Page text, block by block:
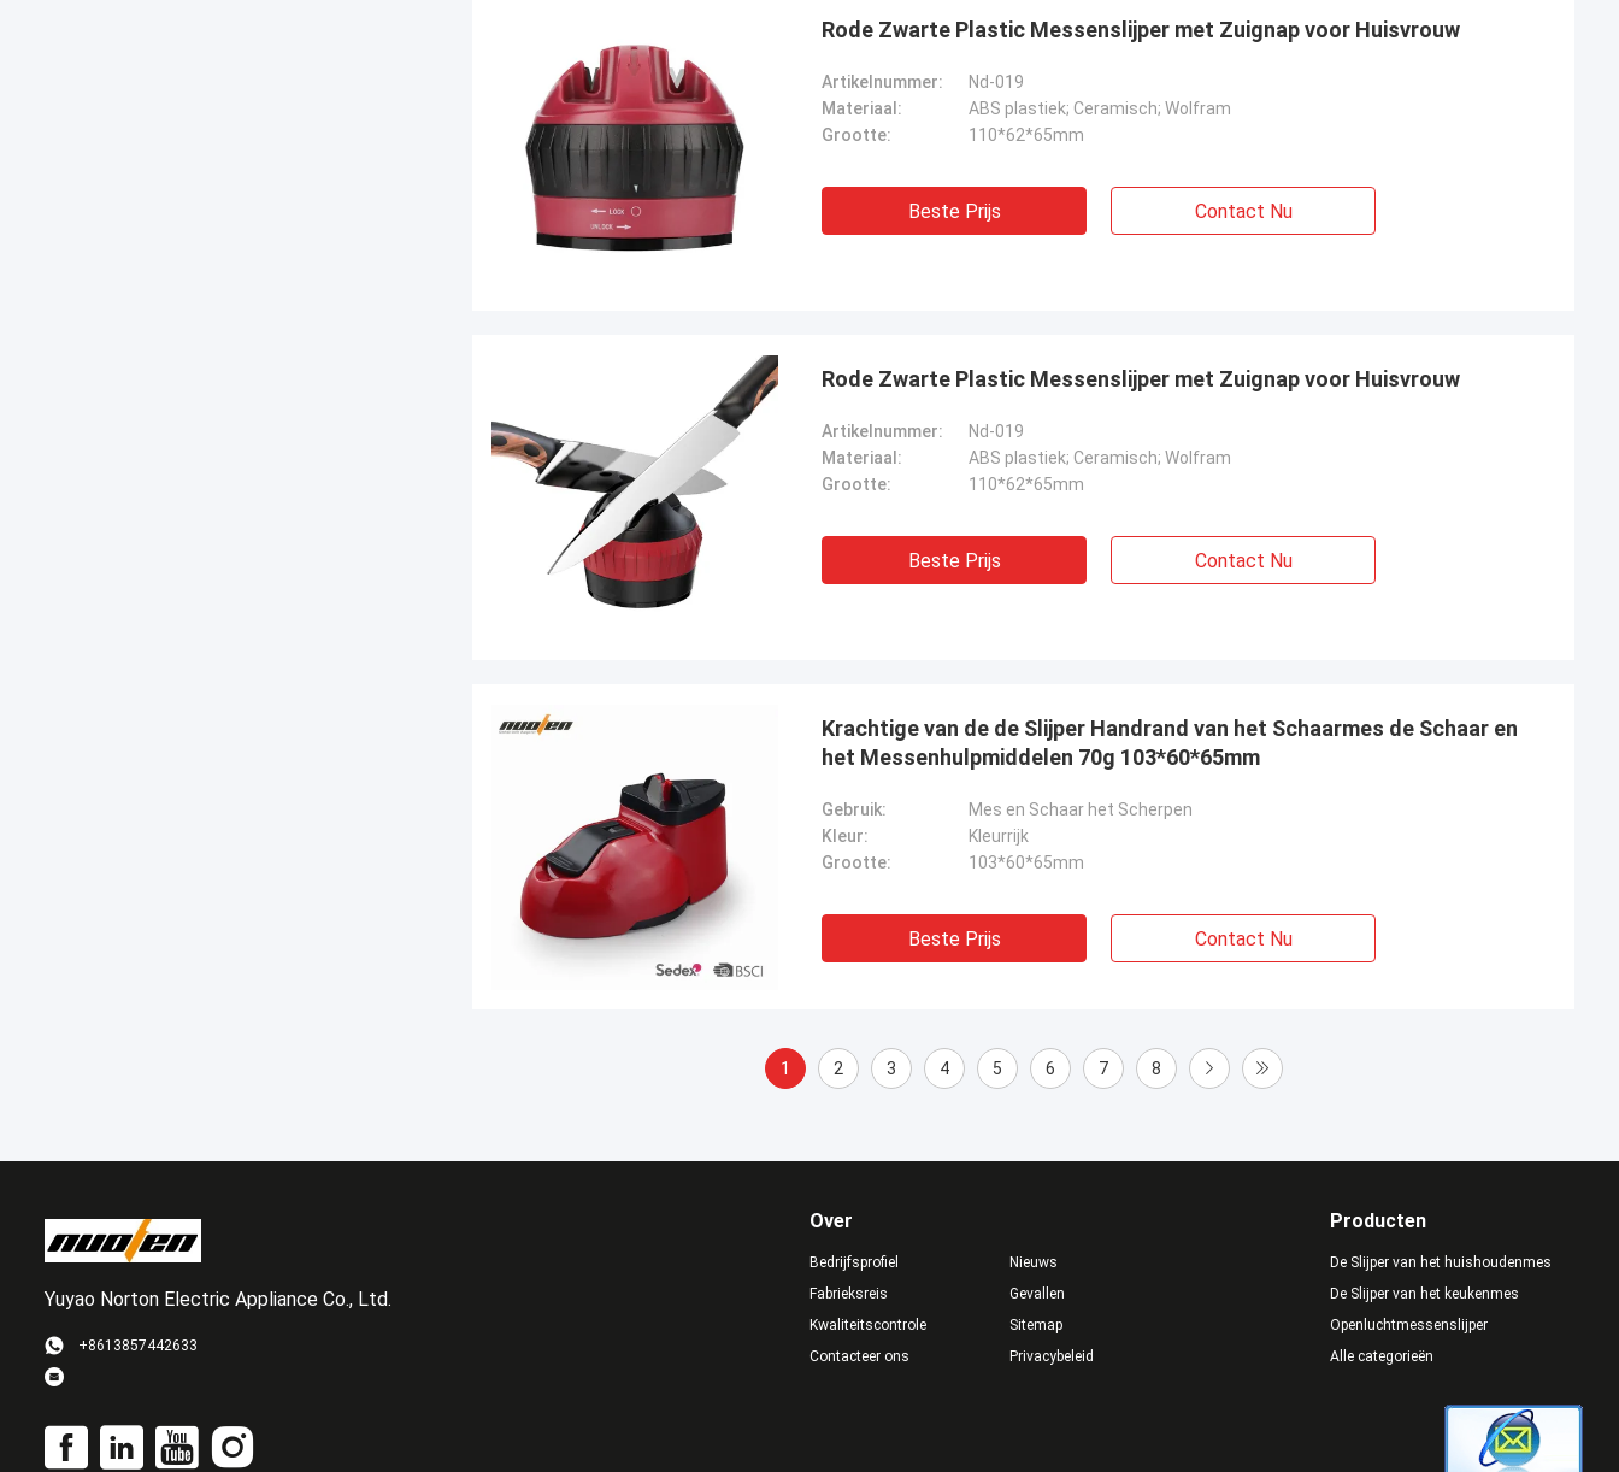
Rode Zwarte Plastic Messenslijper met Zuignap voor Huisvrouw
Artikelnummer:
Nd-019
Materiaal:
ABS plastiek; Ceramisch; Wolfram
Grootte:
110*62*65mm
Beste Prijs Contact Nu
Rode Zwarte Plastic Messenslijper met Zuignap voor Huisvrouw
Artikelnummer:
Nd-019
Materiaal:
ABS plastiek; Ceramisch; Wolfram
Grootte:
110*62*65mm
Beste Prijs Contact Nu
Krachtige van de de Slijper Handrand van het Schaarmes de Schaar en
het Messenhulpmiddelen 70g 103*60*65mm
Gebruik:
Mes en Schaar het Scherpen
Kleur:
Kleurrijk
Grootte:
103*60*65mm
Beste Prijs Contact Nu
1 2 3 4 5 6 7 8
Yuyao Norton Electric Appliance Co., Ltd.
+8613857442633
Over
Bedrijfsprofiel
Fabrieksreis
Kwaliteitscontrole
Contacteer ons
Nieuws
Gevallen
Sitemap
Privacybeleid
Producten
De Slijper van het huishoudenmes
De Slijper van het keukenmes
Openluchtmessenslijper
Alle categorieën